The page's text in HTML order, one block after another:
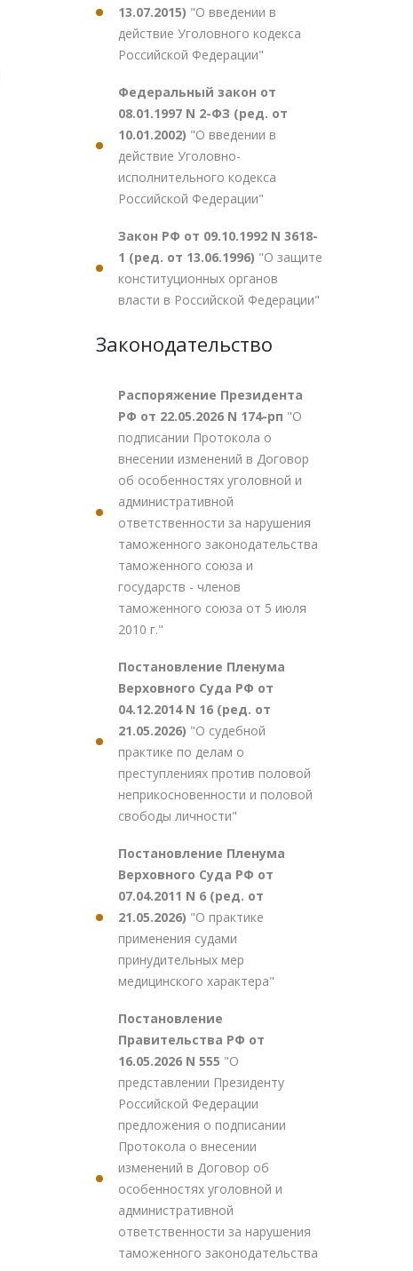
13.07.2015) "О введении в
действие Уголовного кодекса
Российской Федерации"
Федеральный закон от
08.01.1997 N 2-ФЗ (ред. от
10.01.2002) "О введении в
действие Уголовно-
исполнительного кодекса
Российской Федерации"
Закон РФ от 09.10.1992 N 3618-
1 (ред. от 13.06.1996) "О защите
конституционных органов
власти в Российской Федерации"
Законодательство
Распоряжение Президента
РФ от 22.05.2026 N 174-рп "О
подписании Протокола о
внесении изменений в Договор
об особенностях уголовной и
административной
ответственности за нарушения
таможенного законодательства
таможенного союза и
государств - членов
таможенного союза от 5 июля
2010 г."
Постановление Пленума
Верховного Суда РФ от
04.12.2014 N 16 (ред. от
21.05.2026) "О судебной
практике по делам о
преступлениях против половой
неприкосновенности и половой
свободы личности"
Постановление Пленума
Верховного Суда РФ от
07.04.2011 N 6 (ред. от
21.05.2026) "О практике
применения судами
принудительных мер
медицинского характера"
Постановление
Правительства РФ от
16.05.2026 N 555 "О
представлении Президенту
Российской Федерации
предложения о подписании
Протокола о внесении
изменений в Договор об
особенностях уголовной и
административной
ответственности за нарушения
таможенного законодательства